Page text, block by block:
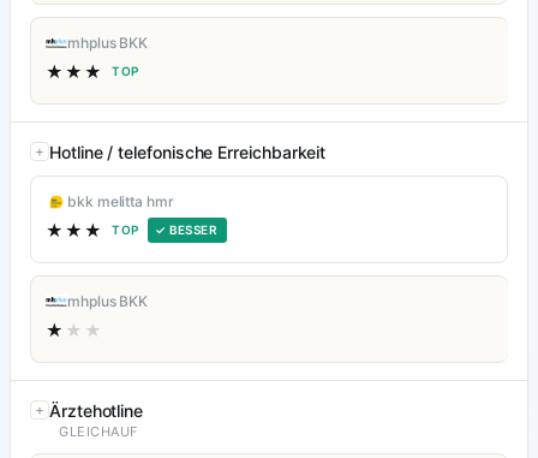
mhplus BKK
★★★ TOP
Hotline / telefonische Erreichbarkeit
bkk melitta hmr
★★★ TOP ✓ BESSER
mhplus BKK
★ ★★
Ärztehotline
GLEICHAUF